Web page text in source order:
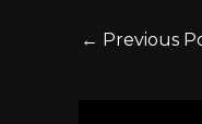
← Previous